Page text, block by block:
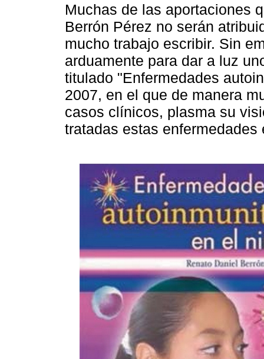
Muchas de las aportaciones
Berrón Pérez no serán
mucho trabajo escribir. Sin
arduamente para dar a luz
titulado "Enfermedades
2007, en el que de manera
casos clínicos, plasma su
tratadas estas